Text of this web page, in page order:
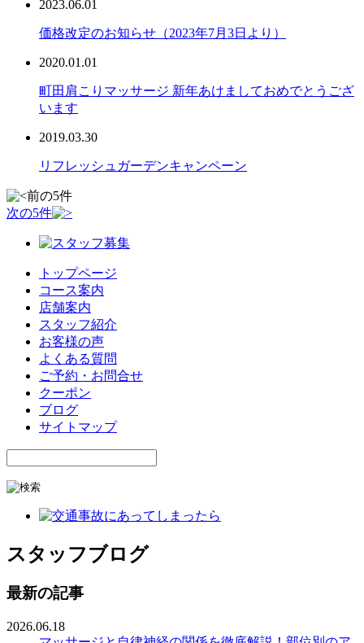
2023.06.01
価格改定のお知らせ（2023年7月3日より）
2020.01.01
町田肩こりマッサージ 新年あけましておめでとうござ
います
2019.03.30
リフレッシュガーデンキャンペーン
前の5件
次の5件
トップページ
コース案内
店舗案内
スタッフ紹介
お客様の声
よくある質問
ご予約・お問合せ
クーポン
ブログ
サイトマップ
スタッフブログ
最新の記事
2026.06.18